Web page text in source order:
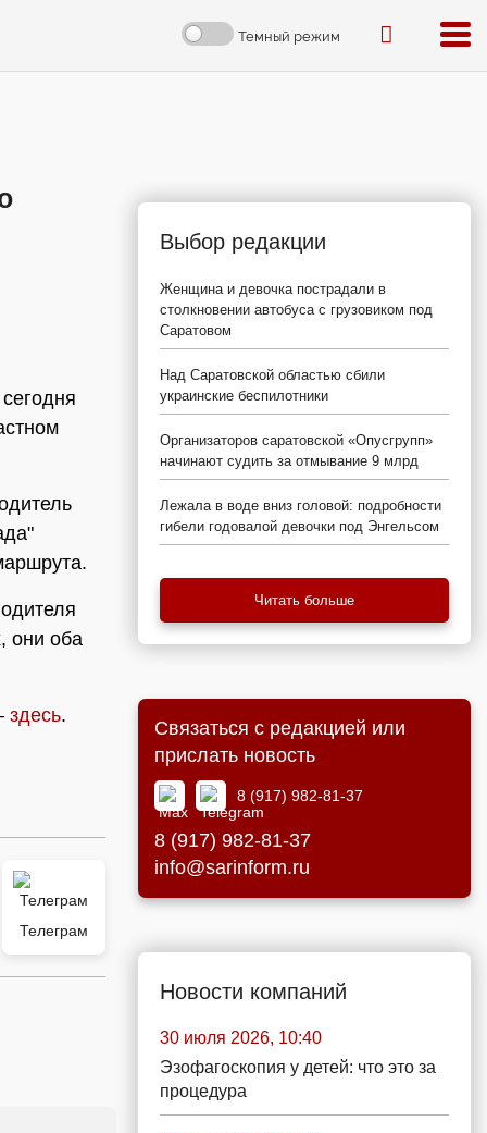
Темный режим
они оба
здесь.
Телеграм
Выбор редакции
Женщина и девочка пострадали в
столкновении автобуса с грузовиком под
Саратовом
Над Саратовской областью сбили
украинские беспилотники
Организаторов саратовской «Опусгрупп»
начинают судить за отмывание 9 млрд
Лежала в воде вниз головой: подробности
гибели годовалой девочки под Энгельсом
Читать больше
Связаться с редакцией или
прислать новость
8 (917) 982-81-37
8 (917) 982-81-37
info@sarinform.ru
Новости компаний
30 июля 2026, 10:40
Эзофагоскопия у детей: что это за
процедура